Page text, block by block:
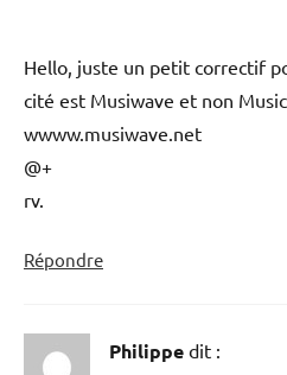
Hello, juste un petit correctif
cité est Musiwave et non
wwww.musiwave.net
@+
rv.
Répondre
Philippe dit :